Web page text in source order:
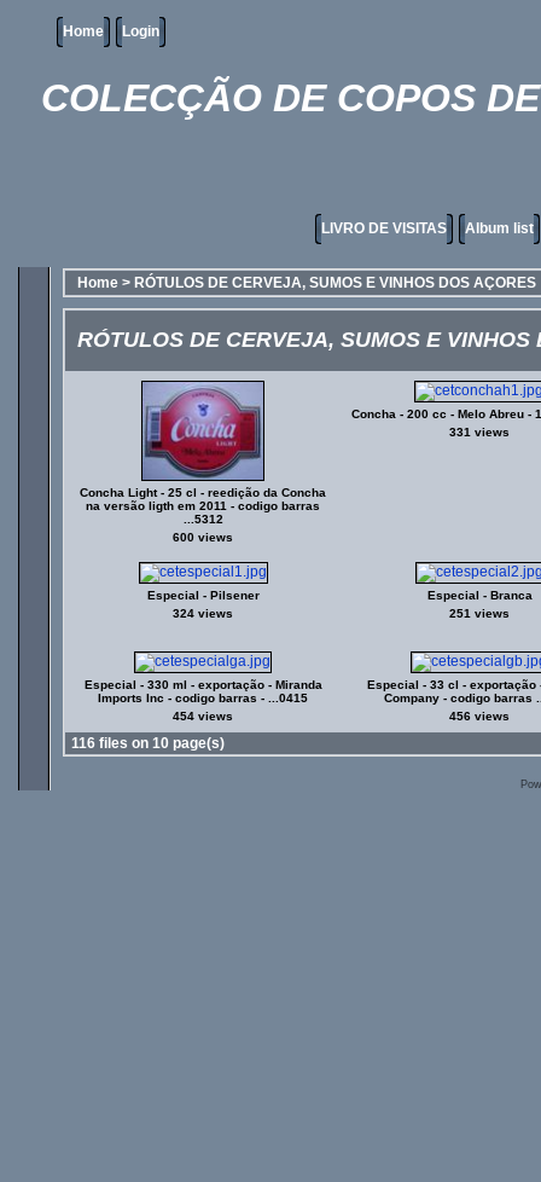
Home Login
COLECÇÃO DE COPOS
LIVRO DE VISITAS Album list
Home > RÓTULOS DE CERVEJA, SUMOS E VINHOS DOS AÇORES
RÓTULOS DE CERVEJA, SUMOS E VINHOS
Concha Light - 25 cl - reedição da Concha
na versão ligth em 2011 - codigo barras
...5312
600 views
Concha - 200 cc - Melo Abreu -
331 views
Especial - Pilsener
324 views
Especial - Branca
251 views
Especial - 330 ml - exportação - Miranda
Imports Inc - codigo barras - ...0415
454 views
Especial - 33 cl - exportação
Company - codigo barras
456 views
116 files on 10 page(s)